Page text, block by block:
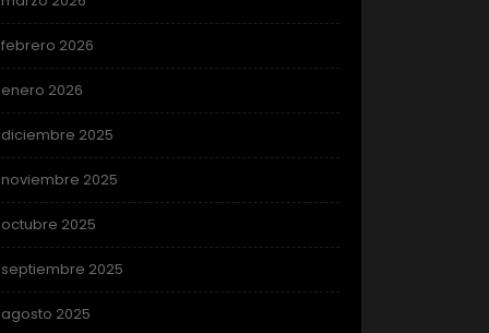
febrero 2026
enero 2026
diciembre 2025
noviembre 2025
octubre 2025
septiembre 2025
agosto 2025